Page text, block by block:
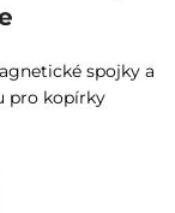
spojky a
pro kopírky